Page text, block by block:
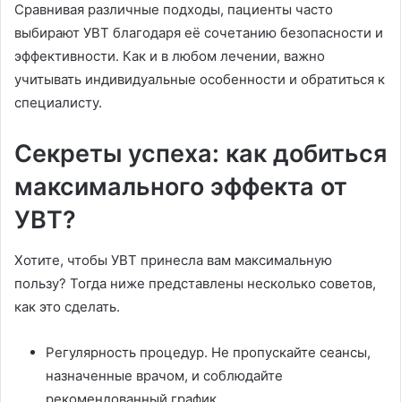
Сравнивая различные подходы, пациенты часто
выбирают УВТ благодаря её сочетанию безопасности и
эффективности. Как и в любом лечении, важно
учитывать индивидуальные особенности и обратиться к
специалисту.
Секреты успеха: как добиться
максимального эффекта от
УВТ?
Хотите, чтобы УВТ принесла вам максимальную
пользу? Тогда ниже представлены несколько советов,
как это сделать.
Регулярность процедур. Не пропускайте сеансы,
назначенные врачом, и соблюдайте